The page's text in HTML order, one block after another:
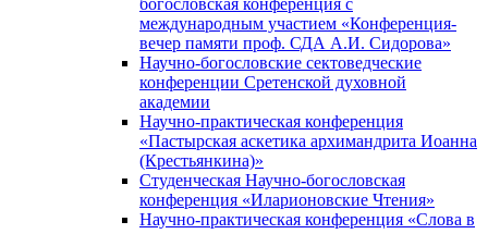
международным участием «Конференция-
вечер памяти проф. СДА А.И. Сидорова»
Научно-богословские сектоведческие
конференции Сретенской духовной
академии
Научно-практическая конференция
«Пастырская аскетика архимандрита Иоанна
(Крестьянкина)»
Студенческая Научно-богословская
конференция «Иларионовские Чтения»
Научно-практическая конференция «Cлова в